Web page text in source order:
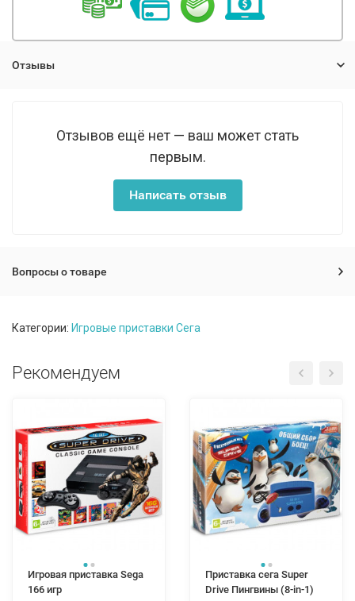
Отзывы
Отзывов ещё нет — ваш может стать
первым.
Написать отзыв
Вопросы о товаре
Категории: Игровые приставки Сега
Рекомендуем
Игровая приставка Sega
166 игр
Приставка сега Super
Drive Пингвины (8-in-1)